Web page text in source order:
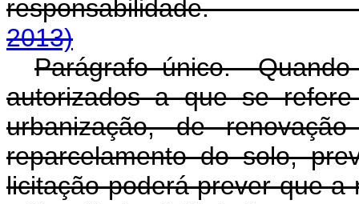
2013)
Parágrafo único. Quando
autorizados a que se
urbanização, de
reparcelamento do solo,
licitação poderá prever que